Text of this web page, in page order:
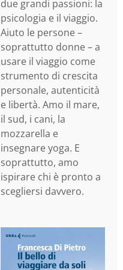
due grandi passioni: la
psicologia e il viaggio.
Aiuto le persone –
soprattutto donne – a
usare il viaggio come
strumento di crescita
personale, autenticità
e libertà. Amo il mare,
il sud, i cani, la
mozzarella e
insegnare yoga. E
soprattutto, amo
ispirare chi è pronto a
scegliersi davvero.